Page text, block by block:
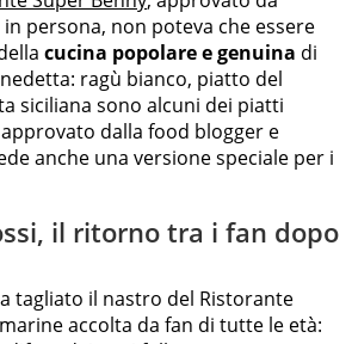
persona, non poteva che essere
cucina popolare e genuina di
ragù bianco, piatto del
siciliana sono alcuni dei piatti
dalla food blogger e
anche una versione speciale per i
il ritorno tra i fan dopo
tagliato il nastro del Ristorante
accolta da fan di tutte le età: